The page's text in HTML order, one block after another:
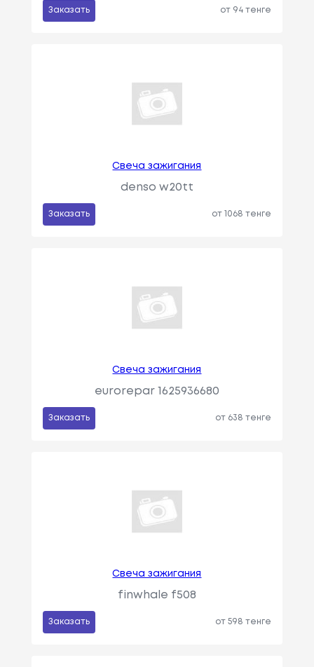
Заказать от 94 тенге
Свеча зажигания
denso w20tt
Заказать от 1068 тенге
Свеча зажигания
eurorepar 1625936680
Заказать от 638 тенге
Свеча зажигания
finwhale f508
Заказать от 598 тенге